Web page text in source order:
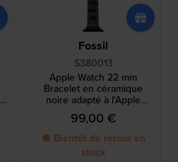
Fossil
S380013
Apple Watch 22 mm
Bracelet en céramique
noire adapté à l'Apple
Watch 38/40mm
99,00 €
● Bientôt de retour en
stock